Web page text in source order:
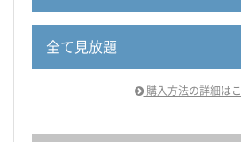
全て見放題
購入方法の詳細は